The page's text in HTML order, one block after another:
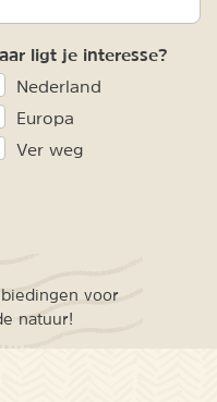
ligt je interesse?
Nederland
Europa
Ver weg
voor
natuur!